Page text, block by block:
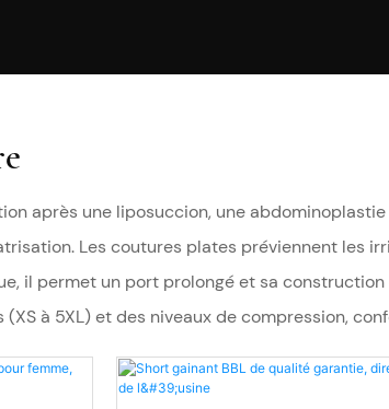
après une liposuccion, une
Les coutures plates préviennent les
il permet un port prolongé et sa
à 5XL) et des niveaux de compression,